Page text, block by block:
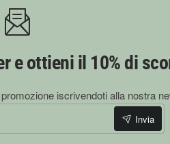
da utilizzare nella propria
e ottieni il 10% di
iscrivendoti alla nostra
Invia